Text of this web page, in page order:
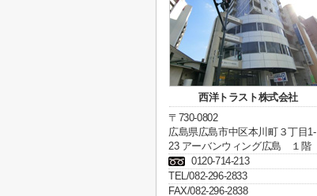
西洋トラスト株式会社
〒730-0802
広島県広島市中区本川町３丁目1-
23 アーバンウィング広島 １階
0120-714-213
TEL/082-296-2833
FAX/082-296-2838